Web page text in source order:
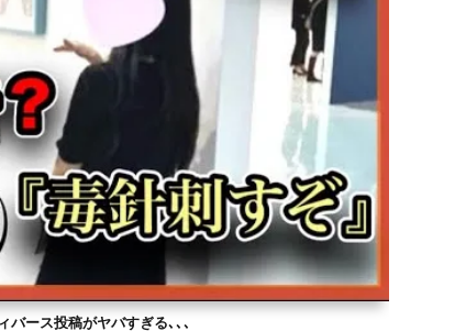
バース投稿がヤバすぎる､､､